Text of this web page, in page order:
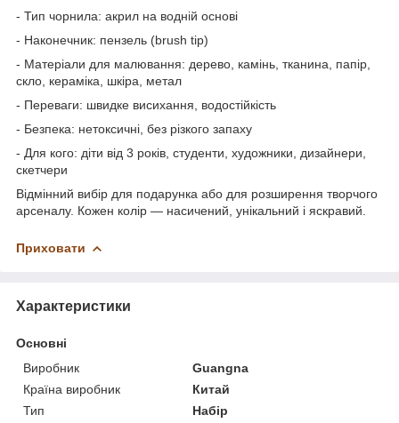
- Тип чорнила: акрил на водній основі
- Наконечник: пензель (brush tip)
- Матеріали для малювання: дерево, камінь, тканина, папір,
скло, кераміка, шкіра, метал
- Переваги: швидке висихання, водостійкість
- Безпека: нетоксичні, без різкого запаху
- Для кого: діти від 3 років, студенти, художники, дизайнери,
скетчери
Відмінний вибір для подарунка або для розширення творчого
арсеналу. Кожен колір — насичений, унікальний і яскравий.
Приховати
Характеристики
Основні
Виробник
Guangna
Країна виробник
Китай
Тип
Набір